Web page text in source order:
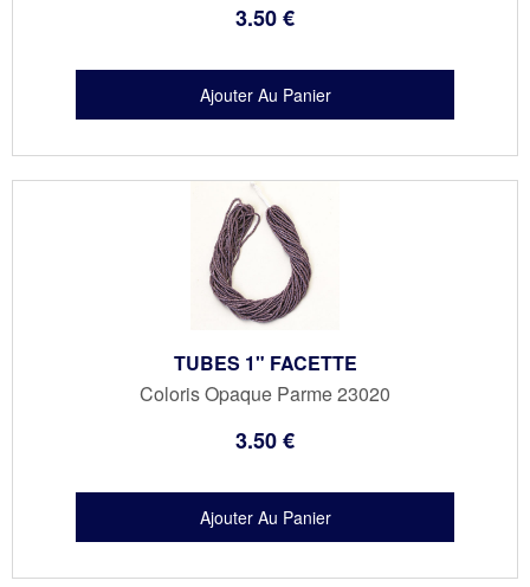
3.50€
TUBES 1" FACETTE
Coloris Opaque Parme 23020
3.50€